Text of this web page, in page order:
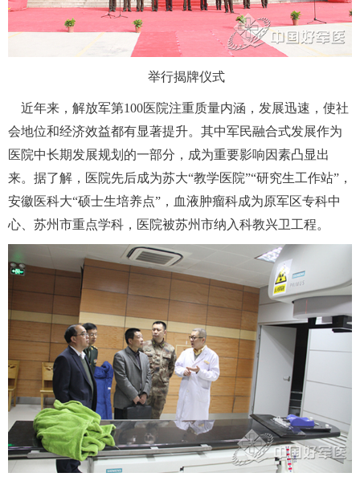
举行揭牌仪式
近年来，解放军第100医院注重质量内涵，发展迅速，使社
会地位和经济效益都有显著提升。其中军民融合式发展作为
医院中长期发展规划的一部分，成为重要影响因素凸显出
来。据了解，医院先后成为苏大“教学医院”“研究生工作站”，
安徽医科大“硕士生培养点”，血液肿瘤科成为原军区专科中
心、苏州市重点学科，医院被苏州市纳入科教兴卫工程。